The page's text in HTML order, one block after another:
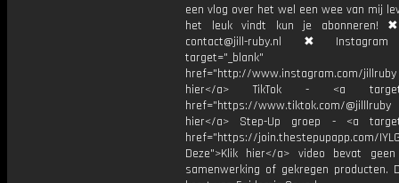
een vlog over het wel een wee van mij
het leuk vindt kun je abonneren!
contact@jill-ruby.nl ✖
target="_blank"
href="http://www.instagram.com/
hier</a> TikTok - <a
href="https://www.tiktok.com/
hier</a> Step-Up groep - <a
href="https://join.thestepupapp.com/
Deze">Klik hier</a> video bevat
samenwerking of gekregen producten.